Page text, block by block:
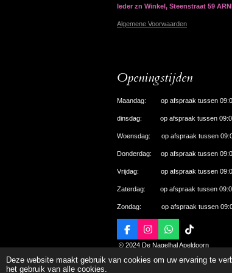
Deze website maakt gebruik van cookies om uw ervaring te
het gebruik van alle cookies.
Ieder zn Winkel, Steenstraat 59
Algemene Voorwaarden
Openingstijden
Maandag: op afspraak tussen
dinsdag: op afspraak tussen
Woensdag: op afspraak tussen
Donderdag: op afspraak tussen
Vrijdag: op afspraak tussen
Zaterdag: op afspraak tussen
Zondag: op afspraak tussen
F
a
e
I
n
t
W
h
t
T
i
T
© 2024 De Nagelhal Apeldoorn